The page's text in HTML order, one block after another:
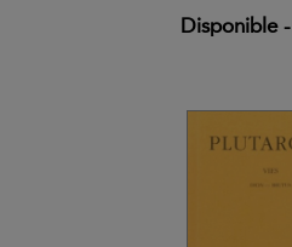
Disponible-